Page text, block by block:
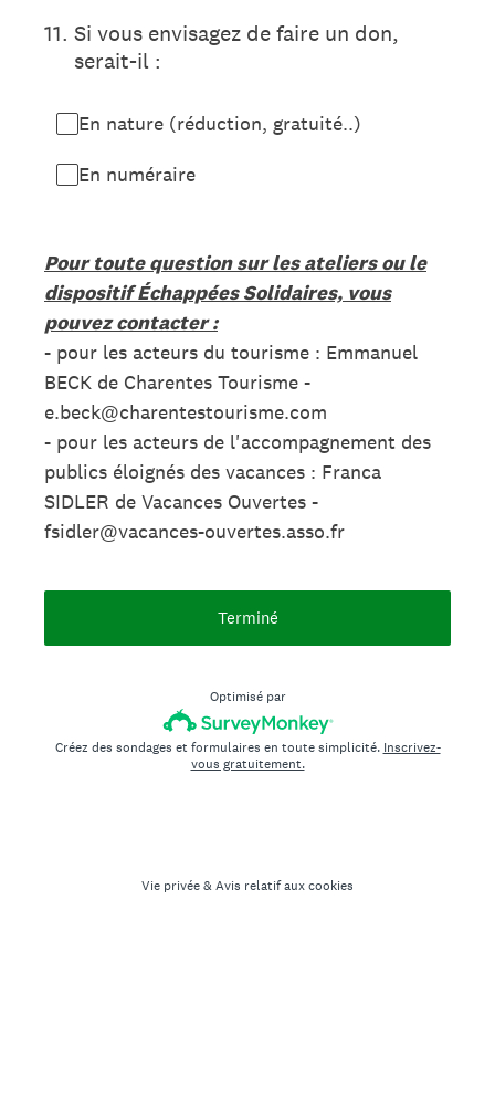
11. Si vous envisagez de faire un don,
serait-il :
En nature (réduction, gratuité..)
En numéraire
Pour toute question sur les ateliers ou le
dispositif Échappées Solidaires, vous
pouvez contacter :
- pour les acteurs du tourisme : Emmanuel
BECK de Charentes Tourisme -
e.beck@charentestourisme.com
- pour les acteurs de l'accompagnement des
publics éloignés des vacances : Franca
SIDLER de Vacances Ouvertes -
fsidler@vacances-ouvertes.asso.fr
Terminé
Optimisé par
Créez des sondages et formulaires en toute simplicité. Inscrivez-
vous gratuitement.
Vie privée&Avis relatif aux cookies